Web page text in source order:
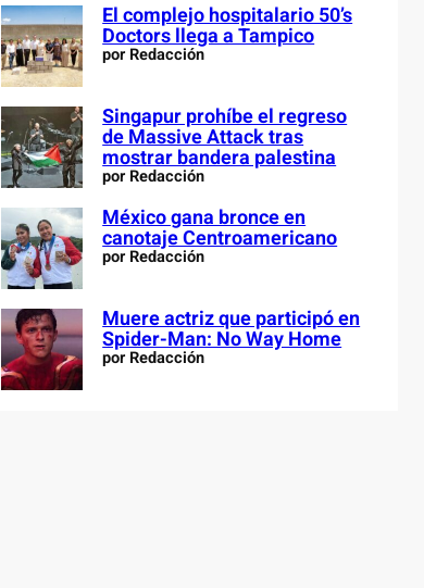
El complejo hospitalario 50’s
Doctors llega a Tampico
por Redacción
Singapur prohíbe el regreso
de Massive Attack tras
mostrar bandera palestina
por Redacción
México gana bronce en
canotaje Centroamericano
por Redacción
Muere actriz que participó en
Spider-Man: No Way Home
por Redacción